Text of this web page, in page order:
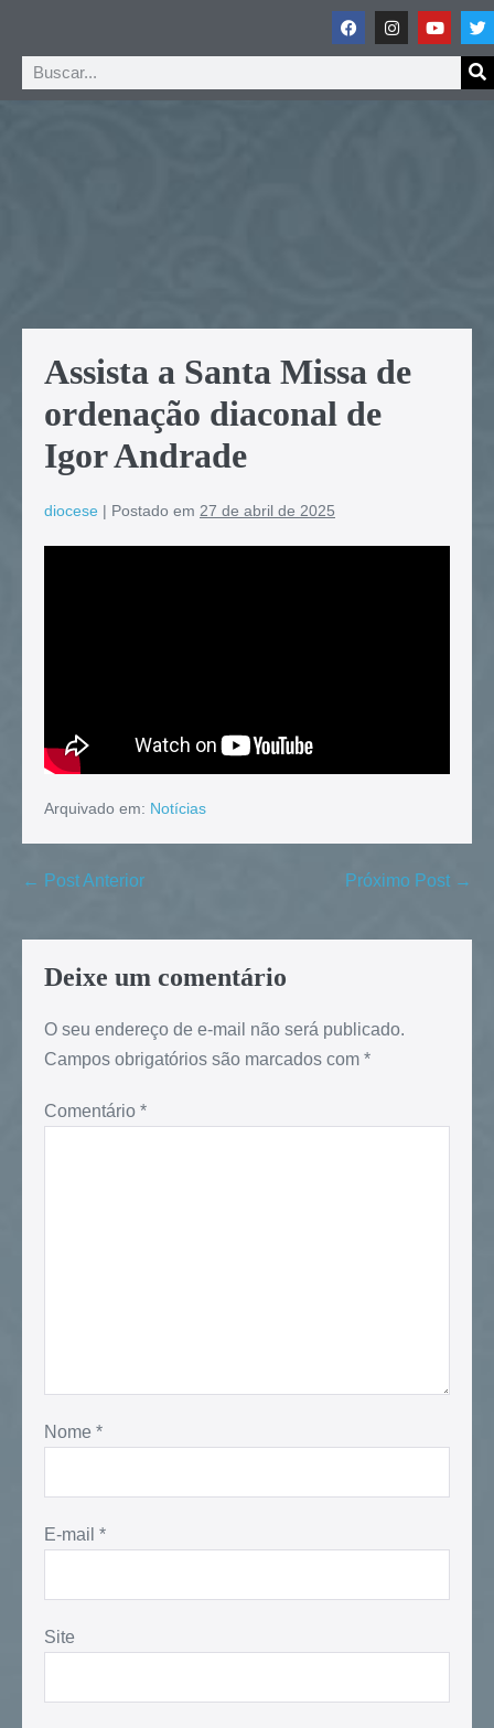
Assista a Santa Missa de
ordenação diaconal de
Igor Andrade
diocese | Postado em 27 de abril de 2025
Arquivado em: Notícias
← Post Anterior Próximo Post →
Deixe um comentário
O seu endereço de e-mail não será publicado.
Campos obrigatórios são marcados com *
Comentário *
Nome *
E-mail *
Site